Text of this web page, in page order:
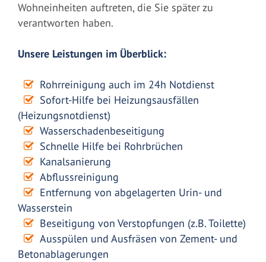
Wohneinheiten auftreten, die Sie später zu
verantworten haben.
Unsere Leistungen im Überblick:
Rohrreinigung auch im 24h Notdienst
Sofort-Hilfe bei Heizungsausfällen
(Heizungsnotdienst)
Wasserschadenbeseitigung
Schnelle Hilfe bei Rohrbrüchen
Kanalsanierung
Abflussreinigung
Entfernung von abgelagerten Urin- und
Wasserstein
Beseitigung von Verstopfungen (z.B. Toilette)
Ausspülen und Ausfräsen von Zement- und
Betonablagerungen